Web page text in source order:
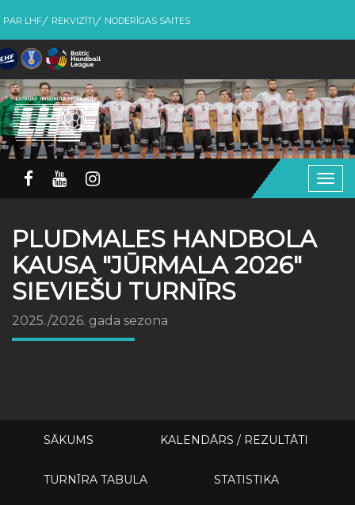
PAR LHF REKVIZĪTI NODERĪGAS SAITES
PLUDMALES HANDBOLA
KAUSA "JŪRMALA 2026"
SIEVIEŠU TURNĪRS
2025./2026. gada sezona
SĀKUMS KALENDĀRS / REZULTĀTI
TURNĪRA TABULA STATISTIKA